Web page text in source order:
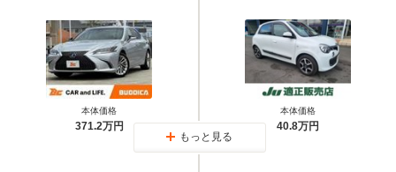
本体価格
371.2万円
本体価格
40.8万円
もっと見る